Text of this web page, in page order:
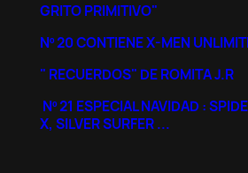
GRITO PRIMITIVO"
Nº 20 CONTIENE X-MEN
" RECUERDOS" DE ROMITA J.R
Nº 21 ESPECIAL NAVIDAD :
X, SILVER SURFER ...